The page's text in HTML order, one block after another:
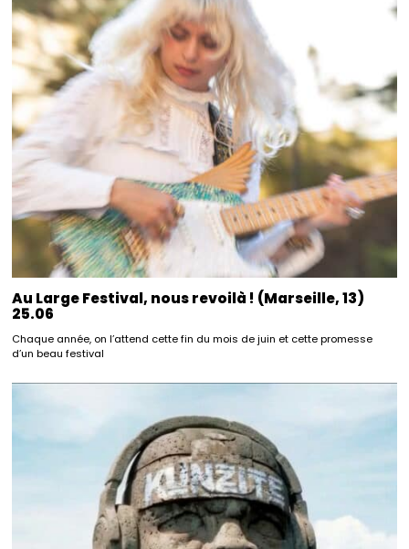
Au Large Festival, nous revoilà ! (Marseille, 13)
25.06
Chaque année, on l’attend cette fin du mois de juin et cette promesse
d’un beau festival